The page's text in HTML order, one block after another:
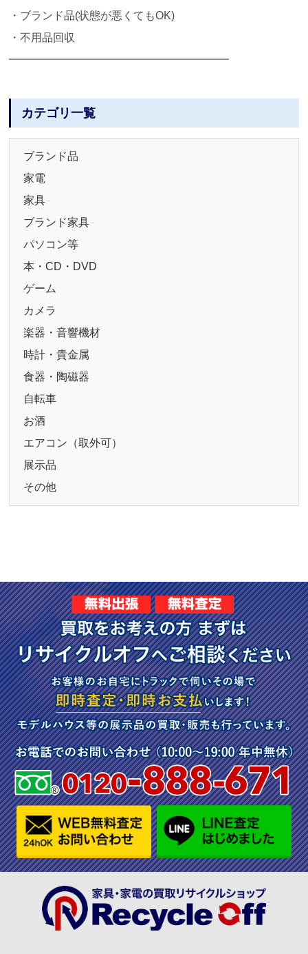
・ブランド品(状態が悪くてもOK)
・不用品回収
━━━━━━━━━━━━━━━━━━━━
カテゴリ一覧
ブランド品
家電
家具
ブランド家具
パソコン等
本・CD・DVD
ゲーム
カメラ
楽器・音響機材
時計・貴金属
食器・陶磁器
自転車
お酒
エアコン（取外可）
展示品
その他